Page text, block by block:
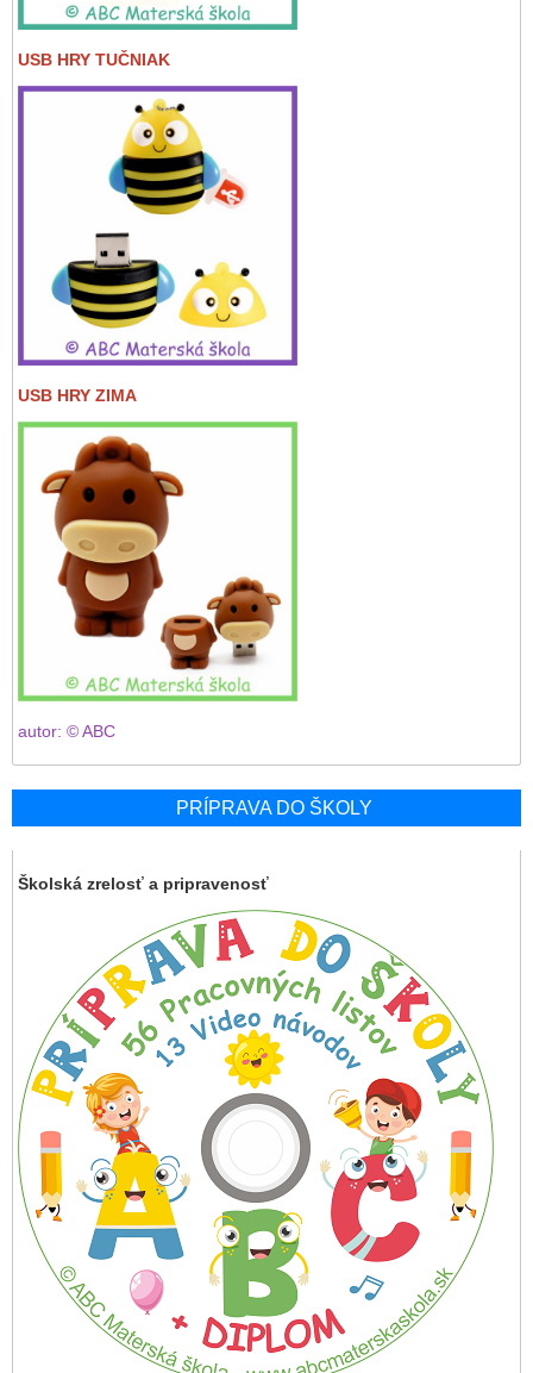
USB HRY TUČNIAK
USB HRY ZIMA
autor: © ABC
PRÍPRAVA DO ŠKOLY
Školská zrelosť a pripravenosť